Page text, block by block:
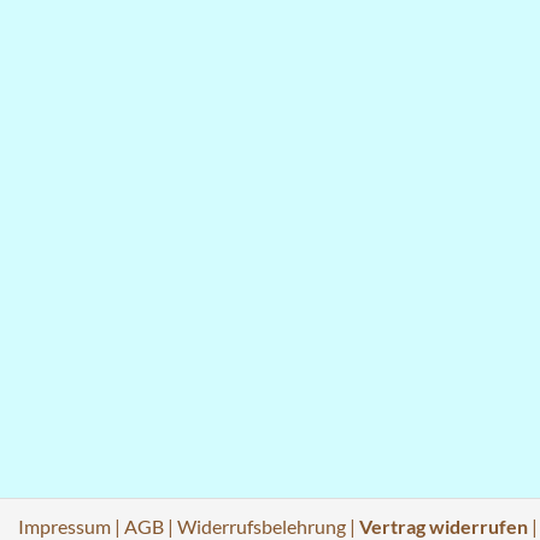
Impressum | AGB | Widerrufsbelehrung | Vertrag widerrufen |